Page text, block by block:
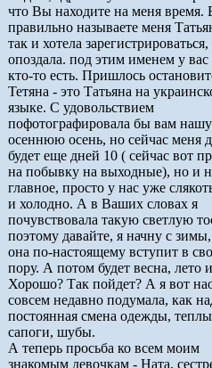
что Вы находите на меня время.
правильно называете меня
так и хотела
опоздала. под этим именем у
кто-то есть. Пришлось
Тетяна - это Татьяна на
языке. С удовольствием
пофотографировала бы вам нашу
осеннюю осень, но сейчас меня
будет еще дней 10 ( сейчас вот
на побывку на выходные), но и
главное, просто у нас уже
и холодно. А в Ваших словах я
почувствовала такую светлую
поэтому давайте, я начну с зимы,
она по-настоящему вступит в
пору. А потом будет весна, лето
Хорошо? Так пойдет? А я вот
совсем недавно подумала, как
постоянная смена одежды,
сапоги, шубы.
А теперь просьба ко всем моим
знакомым девочкам - Ната,